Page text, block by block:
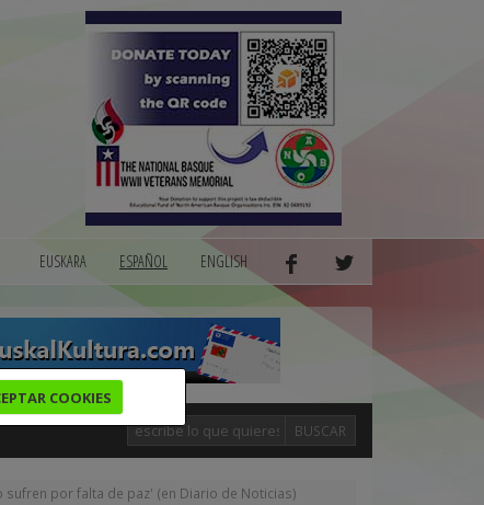
COOKIES
EUSKARA ESPAÑOL ENGLISH
BUSCAR
por falta de paz' (en Diario de Noticias)